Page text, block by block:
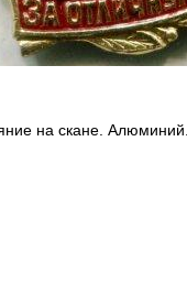
на скане.